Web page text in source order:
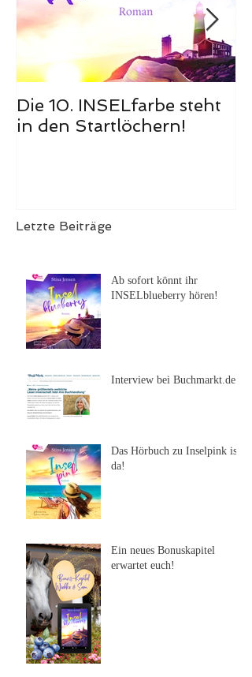
Die 10. INSELfarbe steht
in den Startlöchern!
Letzte Beiträge
Ab sofort könnt ihr
INSELblueberry hören!
Interview bei Buchmarkt.de
Das Hörbuch zu Inselpink ist
da!
Ein neues Bonuskapitel
erwartet euch!